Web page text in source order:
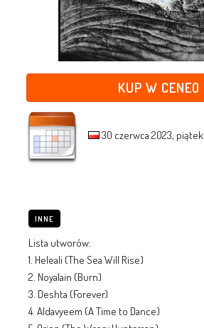
KUP W CENEO
30 czerwca 2023, piątek
INNE
Lista utworów:
1. Heleali (The Sea Will Rise)
2. Noyalain (Burn)
3. Deshta (Forever)
4. Aldavyeem (A Time to Dance)